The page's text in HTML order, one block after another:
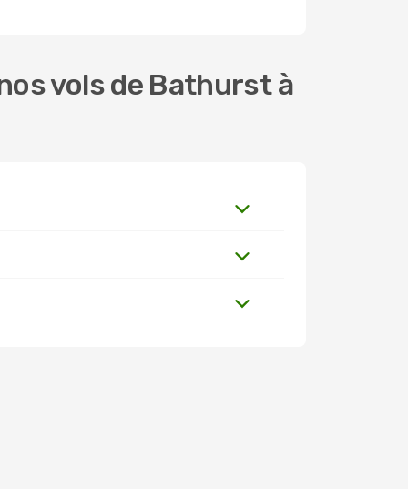
vols de Bathurst à